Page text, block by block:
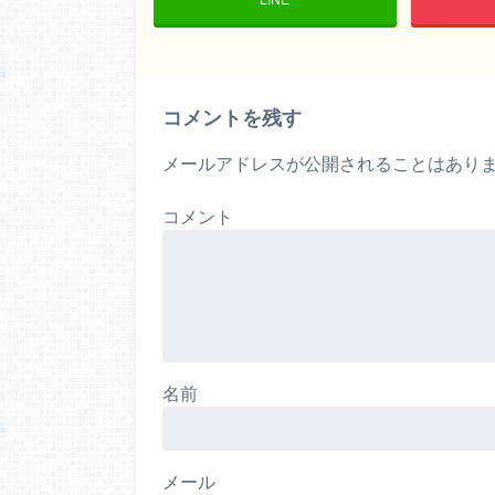
コメントを残す
メールアドレスが公開されることはあり
コメント
名前
メール